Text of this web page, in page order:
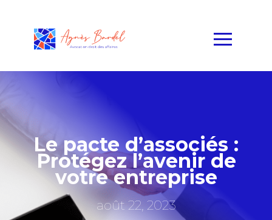
Le pacte d’associés :
Protégez l’avenir de
votre entreprise
août 22, 2023